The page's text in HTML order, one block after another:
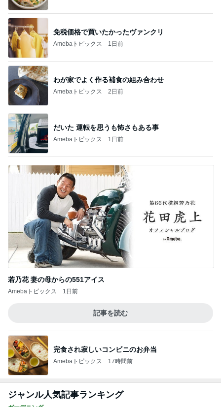
免税価格で買いたかったヴァンクリ
Amebaトピックス 1日前
わが家でよく作る補食の組み合わせ
Amebaトピックス 2日前
だいた 運転を思うも怖さもある事
Amebaトピックス 1日前
若乃花 妻の母からの551アイス
Amebaトピックス 1日前
記事を読む
完食され寂しいコンビニのお弁当
Amebaトピックス 17時間前
ジャンル人気記事ランキング